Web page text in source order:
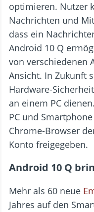
optimieren. Nutzer
Nachrichten und
dass ein
Android 10 Q
von verschiedenen
Ansicht. In Zukunft
Hardware-
an einem PC
PC und
Chrome-Browser
Konto freigegeben.
Android 10 Q
Mehr als 60 neue
Jahres auf den